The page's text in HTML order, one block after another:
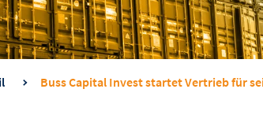
Buss Capital Invest startet Vertrieb für